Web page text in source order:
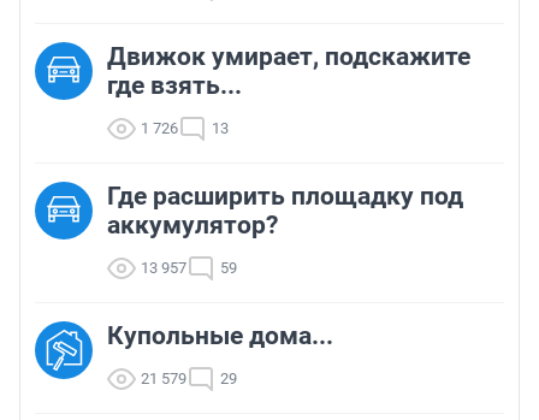
Движок умирает, подскажите
где взять...
1 726 13
Где расширить площадку под
аккумулятор?
13 957 59
Купольные дома...
21 579 29